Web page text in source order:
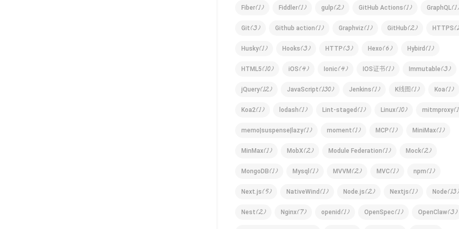
Fiber(1) Fiddler(1) gulp(2) GitHub Actions(1) GraphQL(1)
Git(3) Github action(1) Graphviz(1) GitHub(2) HTTPS(
Husky(1) Hooks(3) HTTP(3) Hexo(6) Hybird (1)
HTML5(10) iOS(4) Ionic(4) IOS证书(1) Immutable(3)
jQuery(12) JavaScript(130) Jenkins(1) K线图 (1) Koa(1)
Koa2(1) lodash(1) Lint-staged (1) Linux(10) mitmproxy(1
memo|suspense|lazy(1) moment(1) MCP(1) MiniMax(1)
MinMax(1) MobX(2) Module Federation(1) Mock(2)
MongoDB(1) Mysql (1) MVVM(2) MVC(1) npm(1)
Next.js(5) NativeWind (1) Node.js(2) Nextjs(1) Node(13)
Nest(2) Nginx(7) openid (1) OpenSpec(1) OpenClaw(3)